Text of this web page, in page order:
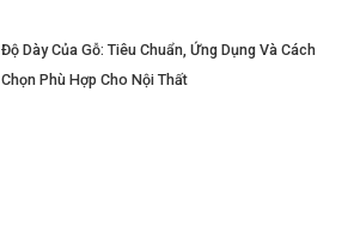
Độ Dày Của Gỗ: Tiêu Chuẩn, Ứng Dụng Và Cách
Chọn Phù Hợp Cho Nội Thất